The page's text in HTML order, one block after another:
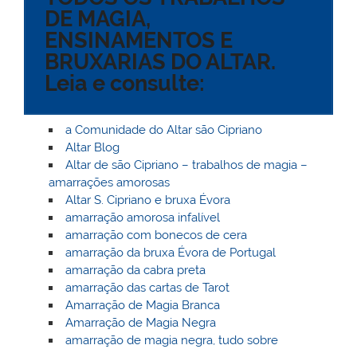
M
ai
l
o
o
k
p
p
o
m
DE MAGIA,
ENSINAMENTOS E
BRUXARIAS DO ALTAR.
Leia e consulte:
a Comunidade do Altar são Cipriano
Altar Blog
Altar de são Cipriano – trabalhos de magia –
amarrações amorosas
Altar S. Cipriano e bruxa Évora
amarração amorosa infalível
amarração com bonecos de cera
amarração da bruxa Évora de Portugal
amarração da cabra preta
amarração das cartas de Tarot
Amarração de Magia Branca
Amarração de Magia Negra
amarração de magia negra, tudo sobre